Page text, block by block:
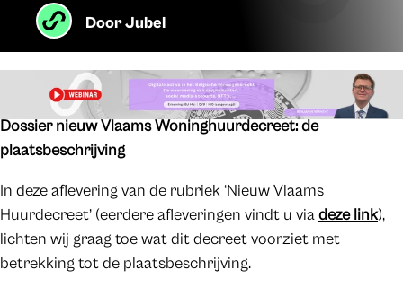
DoorJubel
Dossier nieuw Vlaams Woninghuurdecreet: de
plaatsbeschrijving
In deze aflevering van de rubriek ‘Nieuw Vlaams
Huurdecreet’ (eerdere afleveringen vindt u viadeze link),
lichten wij graag toe wat dit decreet voorziet met
betrekking tot de plaatsbeschrijving.